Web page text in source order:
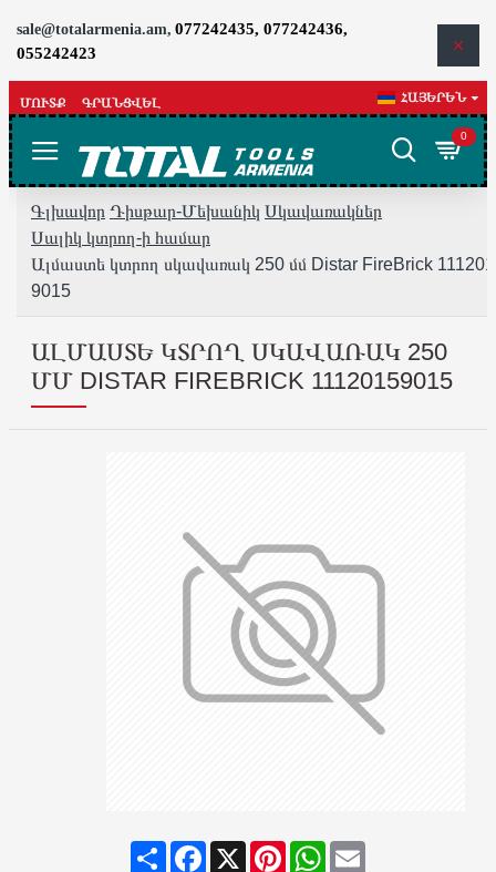
sale@totalarmenia.am, 077242435, 077242436,
055242423
ՄՈՒՏՔ ԳՐԱՆՑՎԵԼ ՀԱՅԵՐԵՆ
0
Գլխավոր Դիսթար-Մեխանիկ Սկավառակներ
Սալիկ կտրող-ի համար
Ալմաստե կտրող սկավառակ 250 մմ Distar FireBrick
9015
ԱԼՄԱՍՏԵ ԿՏՐՈՂ ՍԿԱՎԱՌԱԿ 250
ՄՄ DISTAR FIREBRICK 11120159015
ShareFacebook
X PinterestWhatsApp
Email